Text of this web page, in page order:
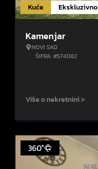
Kuće Ekskluzivno
Kamenjar
NOVI SAD
ŠIFRA: #574082
Više o nekretnini >
360°